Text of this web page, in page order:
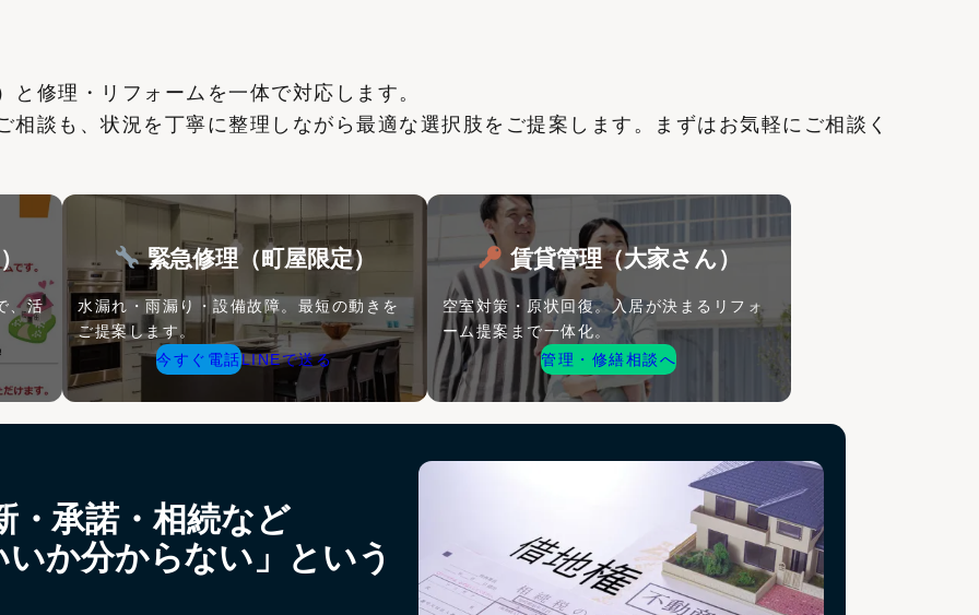
修理・リフォームを一体で対応します。
談も、状況を丁寧に整理しながら最適な選択肢をご提案します。まずはお気軽にご相談く
、活
緊急修理（町屋限定）
水漏れ・雨漏り・設備故障。最短の動きを
ご提案します。
今すぐ電話LINEで送る
賃貸管理（大家さん）
空室対策・原状回復。入居が決まるリフォ
ーム提案まで一体化。
管理・修繕相談へ
・承諾・相続など
か分からない」という